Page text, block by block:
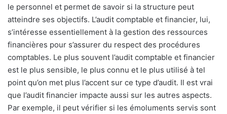
le personnel et permet de savoir si la structure peut
atteindre ses objectifs. L’audit comptable et financier, lui,
s’intéresse essentiellement à la gestion des ressources
financières pour s’assurer du respect des procédures
comptables. Le plus souvent l’audit comptable et financier
est le plus sensible, le plus connu et le plus utilisé à tel
point qu’on met plus l’accent sur ce type d’audit. Il est vrai
que l’audit financier impacte aussi sur les autres aspects.
Par exemple, il peut vérifier si les émoluments servis sont